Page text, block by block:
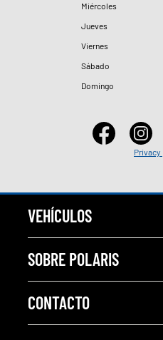
Miércoles
Jueves
Viernes
Sábado
Domingo
VEHÍCULOS
SOBRE POLARIS
CONTACTO